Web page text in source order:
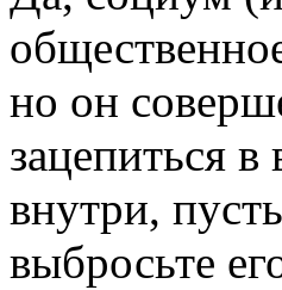
но он
зацепиться
внутри,
выбросьте